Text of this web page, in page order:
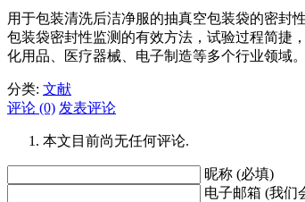
用于包装清洗后洁净服的抽真空包装袋的密封
包装袋密封性监测的有效方法，试验过程简捷
化用品、医疗器械、电子制造等多个行业领域
分类: 文献
评论 (0) 发表评论
本文目前尚无任何评论.
昵称 (必填)
电子邮箱 (我们